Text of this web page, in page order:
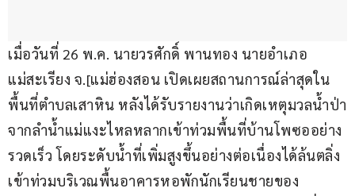
เมื่อวันที่ 26 พ.ค. นายวรศักดิ์ พานทอง นายอำเภอ
แม่สะเรียง จ.[แม่ฮ่องสอน เปิดเผยสถานการณ์ล่าสุดใน
พื้นที่ตำบลเสาหิน หลังได้รับรายงานว่าเกิดเหตุมวลน้ำป่า
จากลำน้ำแม่แงะไหลหลากเข้าท่วมพื้นที่บ้านโพซออย่าง
รวดเร็ว โดยระดับน้ำที่เพิ่มสูงขึ้นอย่างต่อเนื่องได้ล้นตลิ่ง
เข้าท่วมบริเวณพื้นอาคารหอพักนักเรียนชายของ